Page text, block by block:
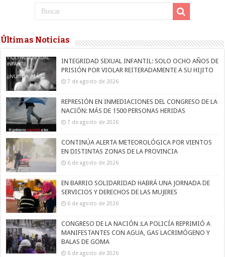
Últimas Noticias
INTEGRIDAD SEXUAL INFANTIL: SOLO OCHO AÑOS DE
PRISIÓN POR VIOLAR REITERADAMENTE A SU HIJITO
7 de agosto de 2026
REPRESIÓN EN INMEDIACIONES DEL CONGRESO DE LA
NACIÓN: MÁS DE 1500 PERSONAS HERIDAS
7 de agosto de 2026
CONTINÚA ALERTA METEOROLÓGICA POR VIENTOS
EN DISTINTAS ZONAS DE LA PROVINCIA
6 de agosto de 2026
EN BARRIO SOLIDARIDAD HABRÁ UNA JORNADA DE
SERVICIOS Y DERECHOS DE LAS MUJERES
6 de agosto de 2026
CONGRESO DE LA NACIÓN :LA POLICÍA REPRIMIÓ A
MANIFESTANTES CON AGUA, GAS LACRIMÓGENO Y
BALAS DE GOMA
6 de agosto de 2026